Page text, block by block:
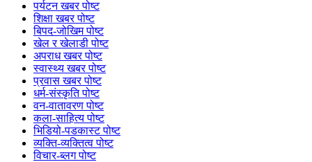
पर्यटन खबर पोष्ट
शिक्षा खबर पोष्ट
बिपद-जोखिम पोष्ट
खेल र खेलाडी पोष्ट
अपराध खबर पोष्ट
स्वास्थ्य खबर पोष्ट
प्रवास खबर पोष्ट
धर्म-संस्कृति पोष्ट
वन-वातावरण पोष्ट
कला-साहित्य पोष्ट
भिडियो-पडकास्ट पोष्ट
व्यक्ति-व्यक्तित्व पोष्ट
विचार-ब्लग पोष्ट